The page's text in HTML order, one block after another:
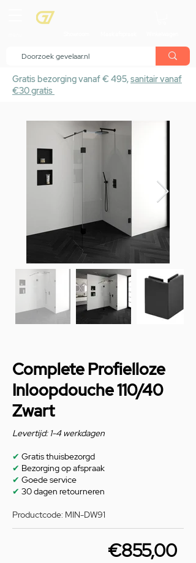
Gratis bezorging vanaf € 495,sanitair vanaf
€30 gratis
Complete Profielloze
Inloopdouche 110/40
Zwart
Levertijd: 1-4 werkdagen
✔ Gratis thuisbezorgd
✔ Bezorging op afspraak
✔ Goede service
✔ 30 dagen retourneren
Productcode: MIN-DW91
€855,00